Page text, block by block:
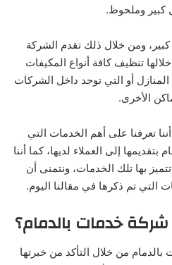
كبير وملحوظ.
ومن خلال ذلك تقدم الشركة
تنظيف كافة أنواع المكيفات
أو التي توجد داخل الشركات
الأخرى.
تعرفنا على أهم الخدمات التي
إلى العملاء لديها، كما أننا
بها تلك الخدمات، ونتمنى أن
التي تم ذكرها في مقالنا اليوم.
خدمات بالدمام؟
من خلال التأكد من خبرتها